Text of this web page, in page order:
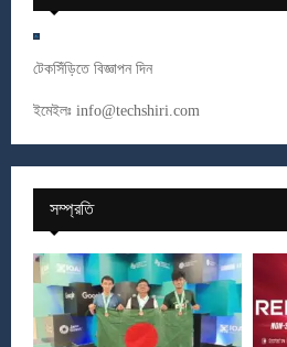
টেকসিঁড়িতে বিজ্ঞাপন দিন
ইমেইলঃ info@techshiri.com
সম্প্রতি